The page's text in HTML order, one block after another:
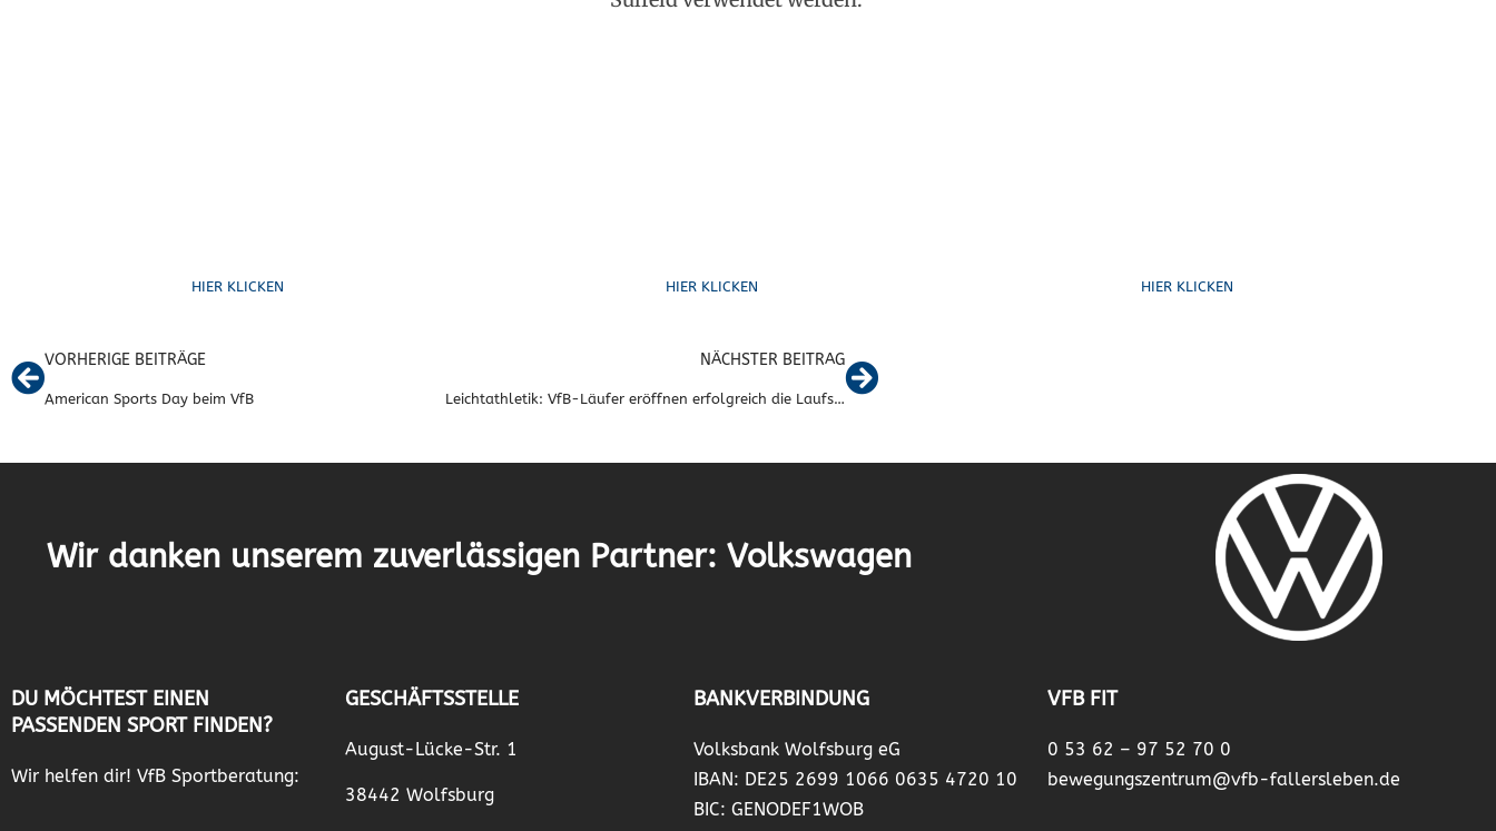
HIER KLICKEN HIER KLICKEN HIER KLICKEN
VORHERIGE BEITRÄGE
American Sports Day beim VfB
NÄCHSTER BEITRAG
Leichtathletik: VfB-Läufer eröffnen erfolgreich die Laufsaison 2018 in Vorsfelde
Wir danken unserem zuverlässigen Partner: Volkswagen
DU MÖCHTEST EINEN
PASSENDEN SPORT FINDEN?
Wir helfen dir! VfB Sportberatung:
GESCHÄFTSSTELLE
August-Lücke-Str. 1
38442 Wolfsburg
BANKVERBINDUNG
Volksbank Wolfsburg eG
IBAN: DE25 2699 1066 0635 4720 10
BIC: GENODEF1WOB
VFB FIT
0 53 62 – 97 52 70 0
bewegungszentrum@vfb-fallersleben.de